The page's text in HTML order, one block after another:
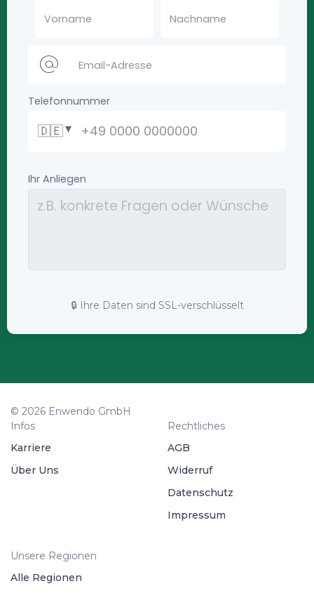
🔒 Ihre Daten sind SSL-verschlüsselt
© 2026 Enwendo GmbH
Infos
Karriere
Über Uns
Rechtliches
AGB
Widerruf
Datenschutz
Impressum
Unsere Regionen
Alle Regionen